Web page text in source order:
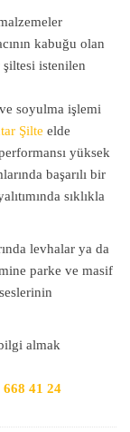
kabuğu olan
istenilen
soyulma işlemi
Şilte elde
yüksek
başarılı bir
sıklıkla
levhalar ya da
parke ve masif
almak
668 41 24